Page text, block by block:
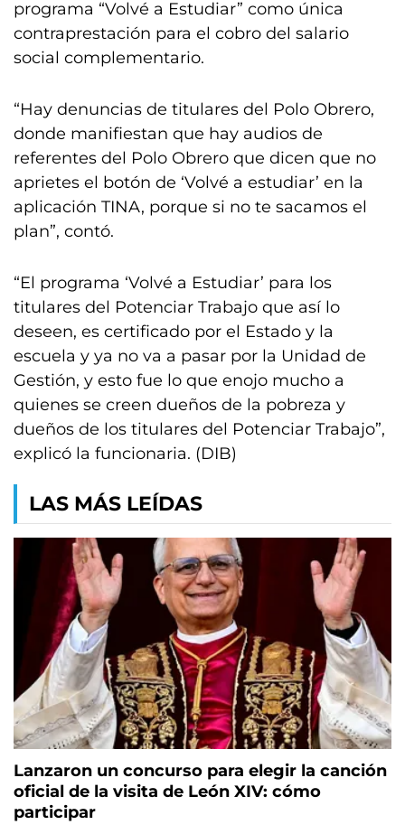
programa “Volvé a Estudiar” como única
contraprestación para el cobro del salario
social complementario.
“Hay denuncias de titulares del Polo Obrero,
donde manifiestan que hay audios de
referentes del Polo Obrero que dicen que no
aprietes el botón de ‘Volvé a estudiar’ en la
aplicación TINA, porque si no te sacamos el
plan”, contó.
“El programa ‘Volvé a Estudiar’ para los
titulares del Potenciar Trabajo que así lo
deseen, es certificado por el Estado y la
escuela y ya no va a pasar por la Unidad de
Gestión, y esto fue lo que enojo mucho a
quienes se creen dueños de la pobreza y
dueños de los titulares del Potenciar Trabajo”,
explicó la funcionaria. (DIB)
LAS MÁS LEÍDAS
Lanzaron un concurso para elegir la canción
oficial de la visita de León XIV: cómo
participar